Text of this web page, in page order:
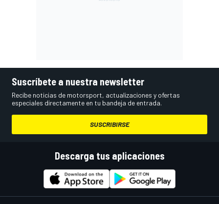
Suscríbete a nuestra newsletter
Recibe noticias de motorsport, actualizaciones y ofertas
especiales directamente en tu bandeja de entrada.
SUSCRIBIRSE
Descarga tus aplicaciones